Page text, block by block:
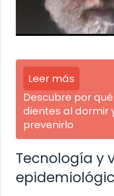
Leer más
Descubre por
dientes al dormir
prevenirlo
Tecnología y